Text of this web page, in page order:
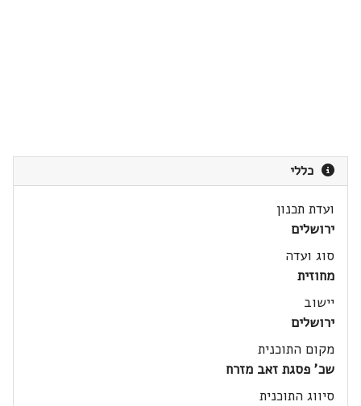
כללי
ועדת תכנון
ירושלים
סוג ועדה
מחוזית
יישוב
ירושלים
מקום התוכנית
שכ' פסגת זאב מזרח
סיווג התוכנית